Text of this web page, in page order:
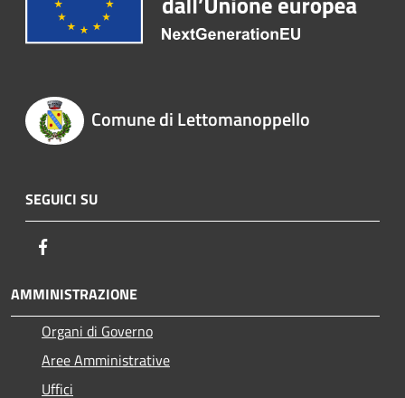
Comune di Lettomanoppello
SEGUICI SU
AMMINISTRAZIONE
Organi di Governo
Aree Amministrative
Uffici